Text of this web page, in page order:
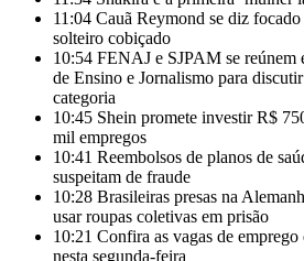
11:04 Cauã Reymond se diz
solteiro cobiçado
10:54 FENAJ e SJPAM se reúnem
de Ensino e Jornalismo para
categoria
10:45 Shein promete investir R$
mil empregos
10:41 Reembolsos de planos de
suspeitam de fraude
10:28 Brasileiras presas na
usar roupas coletivas em prisão
10:21 Confira as vagas de
nesta segunda-feira